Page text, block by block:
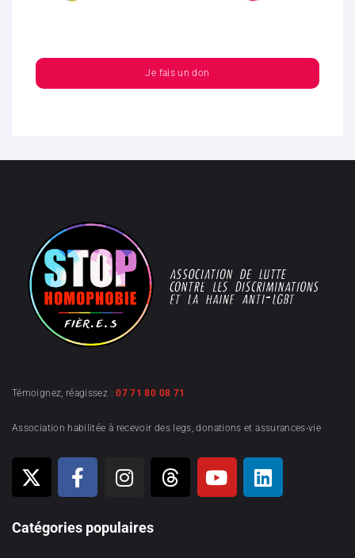
Je fais un don
Témoignez, réagissez :07 71 80 08 71
Association habilitée à recevoir des legs, donations et assurances-vie
Catégories populaires